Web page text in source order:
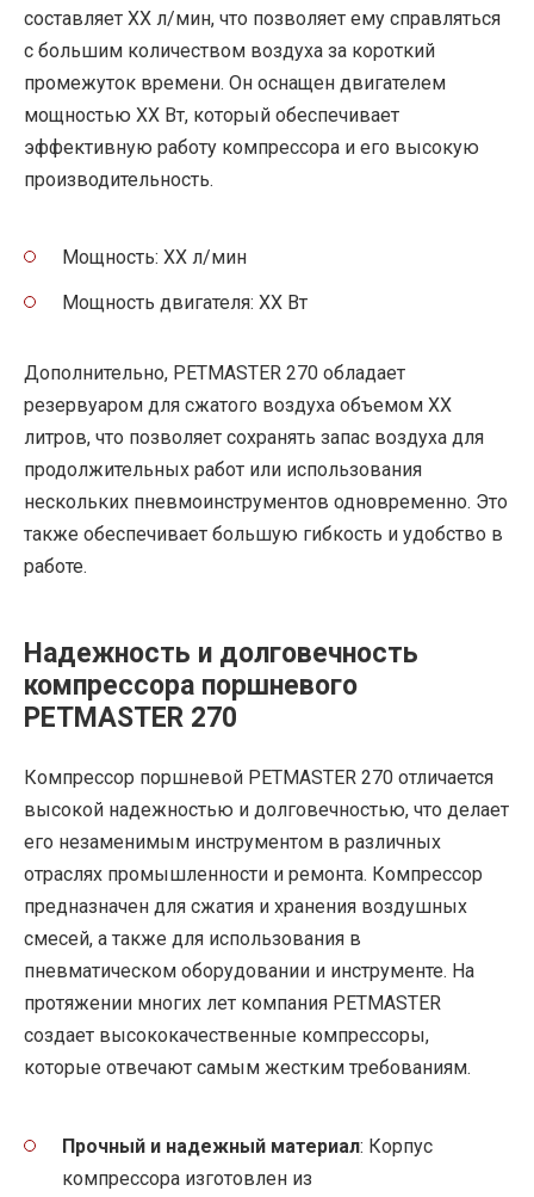
составляет XX л/мин, что позволяет ему справляться
с большим количеством воздуха за короткий
промежуток времени. Он оснащен двигателем
мощностью XX Вт, который обеспечивает
эффективную работу компрессора и его высокую
производительность.
Мощность: XX л/мин
Мощность двигателя: XX Вт
Дополнительно, PETMASTER 270 обладает
резервуаром для сжатого воздуха объемом XX
литров, что позволяет сохранять запас воздуха для
продолжительных работ или использования
нескольких пневмоинструментов одновременно. Это
также обеспечивает большую гибкость и удобство в
работе.
Надежность и долговечность
компрессора поршневого
PETMASTER 270
Компрессор поршневой PETMASTER 270 отличается
высокой надежностью и долговечностью, что делает
его незаменимым инструментом в различных
отраслях промышленности и ремонта. Компрессор
предназначен для сжатия и хранения воздушных
смесей, а также для использования в
пневматическом оборудовании и инструменте. На
протяжении многих лет компания PETMASTER
создает высококачественные компрессоры,
которые отвечают самым жестким требованиям.
Прочный и надежный материал: Корпус
компрессора изготовлен из